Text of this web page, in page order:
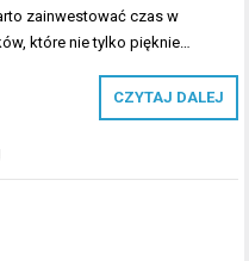
zainwestować czas w
które nie tylko pięknie…
CZYTAJ DALEJ